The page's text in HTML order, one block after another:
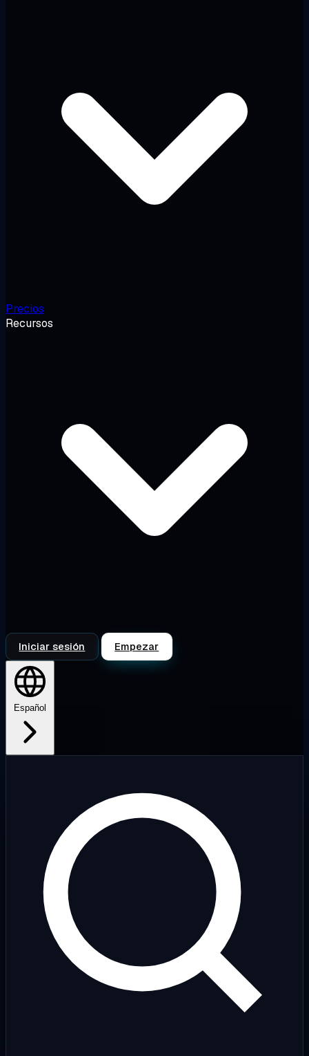
Precios
Recursos
Iniciar sesión Empezar
Español